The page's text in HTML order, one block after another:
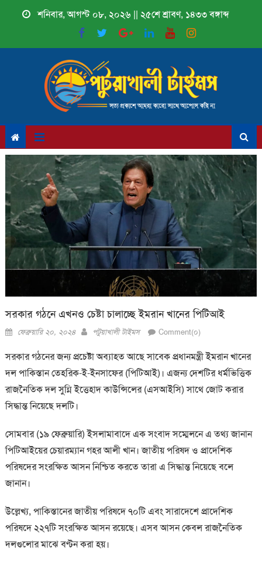
শনিবার, আগস্ট ০৮, ২০২৬ || ২৫শে শ্রাবণ, ১৪৩৩ বঙ্গাব্দ
সরকার গঠনে এখনও চেষ্টা চালাচ্ছে ইমরান খানের পিটিআই
Posted
ফেব্রুয়ারি ২০, ২০২৪ Author
পটুয়াখালী টাইমস Comment(০)
সরকার গঠনের জন্য প্রচেষ্টা অব্যাহত আছে সাবেক প্রধানমন্ত্রী ইমরান খানের
দল পাকিস্তান তেহরিক-ই-ইনসাফের (পিটিআই)। এজন্য দেশটির ধর্মভিত্তিক
রাজনৈতিক দল সুন্নি ইত্তেহাদ কাউন্সিলের (এসআইসি) সাথে জোট করার
সিদ্ধান্ত নিয়েছে দলটি।
সোমবার (১৯ ফেব্রুয়ারি) ইসলামাবাদে এক সংবাদ সম্মেলনে এ তথ্য জানান
পিটিআইয়ের চেয়ারম্যান গহর আলী খান। জাতীয় পরিষদ ও প্রাদেশিক
পরিষদের সংরক্ষিত আসন নিশ্চিত করতে তারা এ সিদ্ধান্ত নিয়েছে বলে
জানান।
উল্লেখ্য, পাকিস্তানের জাতীয় পরিষদে ৭০টি এবং সারাদেশে প্রাদেশিক
পরিষদে ২২৭টি সংরক্ষিত আসন রয়েছে। এসব আসন কেবল রাজনৈতিক
দলগুলোর মাঝে বণ্টন করা হয়।